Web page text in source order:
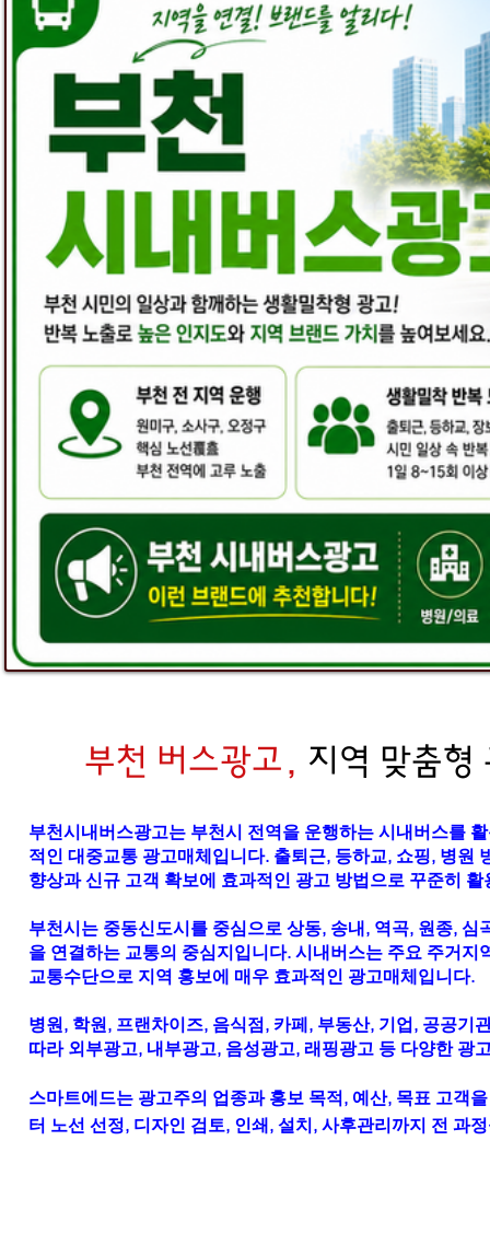
부천 버스광고, 지역 맞춤형
부천시내버스광고는 부천시 전역을 운행하는 시내버스를
적인 대중교통 광고매체입니다. 출퇴근, 등하교, 쇼핑, 병
향상과 신규 고객 확보에 효과적인 광고 방법으로 꾸준히
부천시는 중동신도시를 중심으로 상동, 송내, 역곡, 원종,
을 연결하는 교통의 중심지입니다. 시내버스는 주요 주거
교통수단으로 지역 홍보에 매우 효과적인 광고매체입니다.
병원, 학원, 프랜차이즈, 음식점, 카페, 부동산, 기업, 공공
따라 외부광고, 내부광고, 음성광고, 래핑광고 등 다양한 광
스마트에드는 광고주의 업종과 홍보 목적, 예산, 목표 고객
터 노선 선정, 디자인 검토, 인쇄, 설치, 사후관리까지 전 과